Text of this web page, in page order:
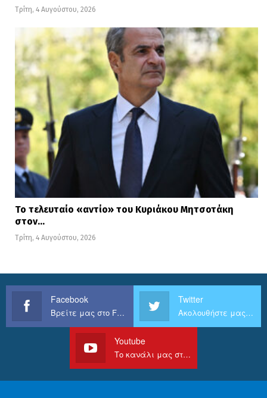
Τρίτη, 4 Αυγούστου, 2026
Το τελευταίο «αντίο» του Κυριάκου Μητσοτάκη
στον…
Τρίτη, 4 Αυγούστου, 2026
Facebook
Βρείτε μας στο Facebook
Twitter
Ακολουθήστε μας στο Twitter
Youtube
Το κανάλι μας στο Youtube